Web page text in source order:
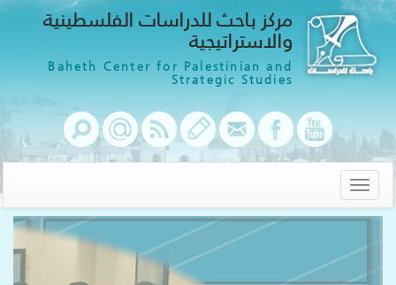
مركز باحث للدراسات الفلسطينية
والاستراتيجية
Baheth Center for Palestinian and
Strategic Studies
Toggle
navigation